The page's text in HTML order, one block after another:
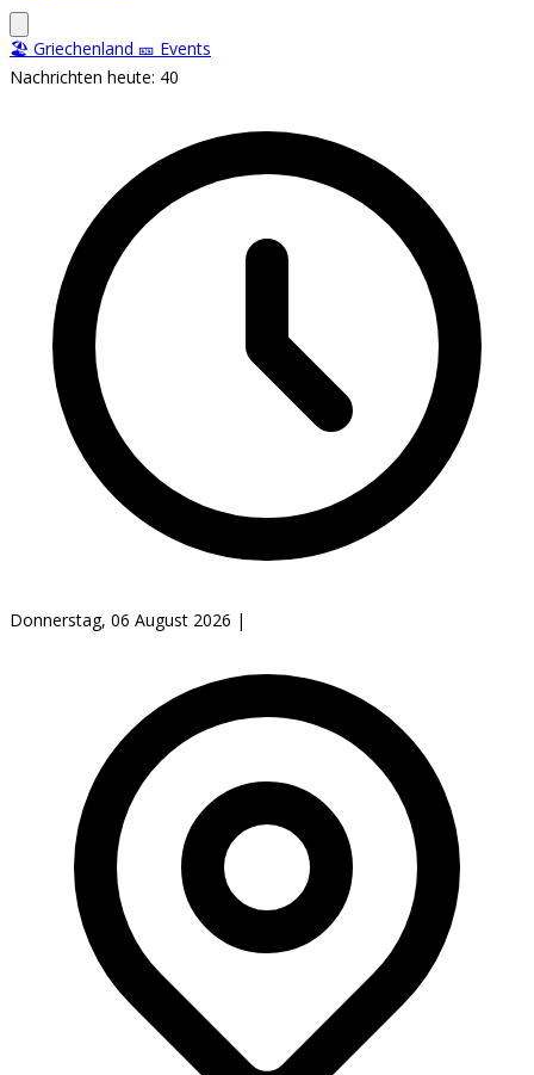
🏖️ Griechenland 🎫 Events
Nachrichten heute: 40
Donnerstag, 06 August 2026 |